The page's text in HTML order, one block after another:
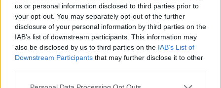
us or personal information disclosed to third parties prior to
your opt-out. You may separately opt-out of the further
disclosure of your personal information by third parties on the
IAB’s list of downstream participants. This information may
also be disclosed by us to third parties on the IAB’s List of
Downstream Participants that may further disclose it to other